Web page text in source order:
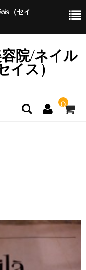
（セイ
院/ネイル
ス）
0